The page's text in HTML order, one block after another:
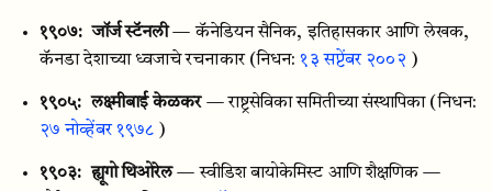
१९०७: जॉर्ज स्टॅनली — कॅनेडियन सैनिक, इतिहासकार आणि लेखक,
कॅनडा देशाच्या ध्वजाचे रचनाकार (निधन:१३ सप्टेंबर २००२ )
१९०५: लक्ष्मीबाई केळकर — राष्ट्रसेविका समितीच्या संस्थापिका (निधन:
२७ नोव्हेंबर १९७८ )
१९०३: ह्यूगो थिओरेल — स्वीडिश बायोकेमिस्ट आणि शैक्षणिक —